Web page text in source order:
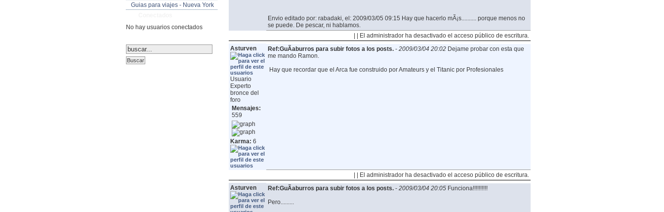
Guias para viajes - Nueva York
No hay usuarios conectados
Envio editado por: rabadaki, el: 2009/03/05 09:15 Hay que hacerlo mÃ¡s.......... porque menos no
se puede. De pescar, ni hablamos.
| | El administrador ha desactivado el acceso público de escritura.
Asturven
Usuario
Experto
bronce del
foro
Mensajes:
559
Karma: 6
Ref:GuÃ­aburros para subir fotos a los posts.- 2009/03/04 20:02 Dejame probar con esta que
me mando Ramon.
Hay que recordar que el Arca fue construido por Amateurs y el Titanic por Profesionales
| | El administrador ha desactivado el acceso público de escritura.
Asturven
Ref:GuÃ­aburros para subir fotos a los posts.- 2009/03/04 20:05 Funciona!!!!!!!!!!
Pero.........